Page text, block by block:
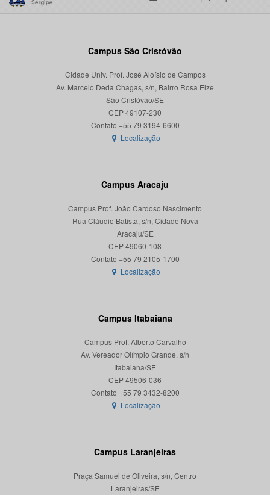
Campus São Cristóvão
Cidade Univ. Prof. José Aloísio de Campos
Av. Marcelo Deda Chagas, s/n, Bairro Rosa Elze
São Cristóvão/SE
CEP 49107-230
Localização
Campus Aracaju
Campus Prof. João Cardoso Nascimento
Rua Cláudio Batista, s/n, Cidade Nova
Aracaju/SE
CEP 49060-108
Localização
Campus Itabaiana
Campus Prof. Alberto Carvalho
Av. Vereador Olímpio Grande, s/n
Itabaiana/SE
CEP 49506-036
Localização
Campus Laranjeiras
Praça Samuel de Oliveira, s/n, Centro
Laranjeiras/SE